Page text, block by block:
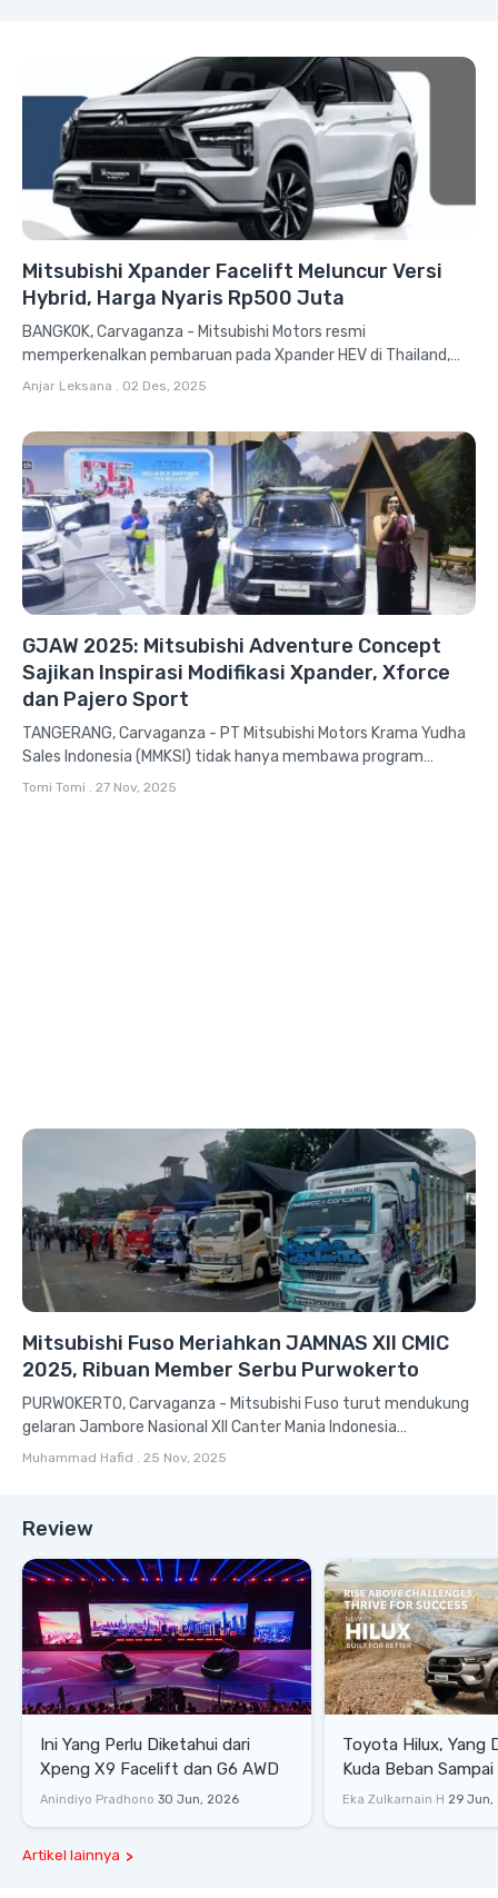
Mitsubishi Xpander Facelift Meluncur Versi
Hybrid, Harga Nyaris Rp500 Juta
BANGKOK, Carvaganza - Mitsubishi Motors resmi
memperkenalkan pembaruan pada Xpander HEV di Thailand,
bersamaan dengan meningkatnya tren elektrifikasi di segmen...
Anjar Leksana . 02 Des, 2025
GJAW 2025: Mitsubishi Adventure Concept
Sajikan Inspirasi Modifikasi Xpander, Xforce
dan Pajero Sport
TANGERANG, Carvaganza - PT Mitsubishi Motors Krama Yudha
Sales Indonesia (MMKSI) tidak hanya membawa program
penjualan selama Gaikindo Jakarta Auto...
Tomi Tomi . 27 Nov, 2025
Mitsubishi Fuso Meriahkan JAMNAS XII CMIC
2025, Ribuan Member Serbu Purwokerto
PURWOKERTO, Carvaganza - Mitsubishi Fuso turut mendukung
gelaran Jambore Nasional XII Canter Mania Indonesia
Community (JAMNAS XII CMIC). Kumpulnya para...
Muhammad Hafid . 25 Nov, 2025
Review
Ini Yang Perlu Diketahui dari
Xpeng X9 Facelift dan G6 AWD
Anindiyo Pradhono 30 Jun, 2026
Toyota Hilux, Yang
Kuda Beban
Lifestyle
Eka Zulkarnain H 29 Jun,
Artikel lainnya